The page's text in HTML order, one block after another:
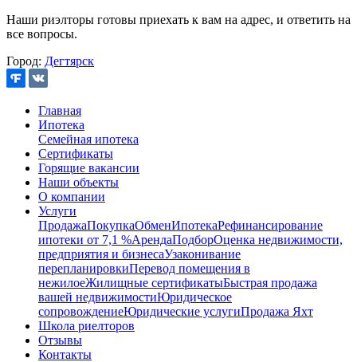
Наши риэлторы готовы приехать к вам на адрес, и ответить на
все вопросы.
Город: Дегтярск
Главная
Ипотека
Семейная ипотека
Сертификаты
Горящие вакансии
Наши объекты
О компании
Услуги
ПродажаПокупкаОбменИпотекаРефинансирование
ипотеки от 7,1 %АрендаПодборОценка недвижимости,
предприятия и бизнесаУзаконивание
перепланировкиПеревод помещения в
нежилоеЖилищные сертификатыБыстрая продажа
вашей недвижимостиЮридическое
сопровождениеЮридические услугиПродажа Яхт
Школа риелторов
Отзывы
Контакты